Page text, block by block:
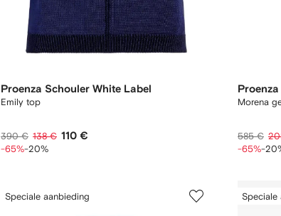
Proenza Schouler White Label
Emily top
390 € 138 € 110 €
-65%-20%
Morena
585 €
-65%-
Speciale aanbieding Speciale